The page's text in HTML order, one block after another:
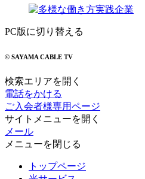
PC版に切り替える
© SAYAMA CABLE TV
検索エリアを開く
電話をかける
ご入会者様専用ページ
サイトメニューを開く
メール
メニューを閉じる
トップページ